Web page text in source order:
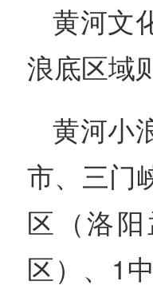
黄河文
浪底区域
黄河小
市、三门
区（洛
区）、1